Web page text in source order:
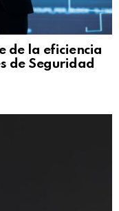
de la eficiencia
de Seguridad